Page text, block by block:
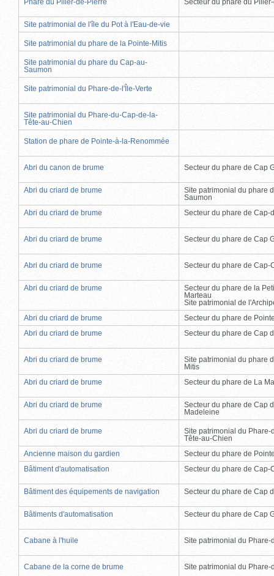
Site patrimonial de l'île du Pot à l'Eau-de-vie
Site patrimonial du phare de la Pointe-Mitis
Site patrimonial du phare du Cap-au-
Saumon
Site patrimonial du Phare-de-l'Île-Verte
Site patrimonial du Phare-du-Cap-de-la-
Tête-au-Chien
Station de phare de Pointe-à-la-Renommée
Abri du canon de brume Secteur du phare de Cap
Abri du criard de brume
Site patrimonial du phare
Saumon
Abri du criard de brume
Secteur du phare de Cap-
Abri du criard de brume Secteur du phare de Cap
Abri du criard de brume Secteur du phare de Cap-
Abri du criard de brume
Secteur du phare de la
Marteau
Site patrimonial de
Abri du criard de brume
Secteur du phare de
Abri du criard de brume
Secteur du phare de Cap
Abri du criard de brume
Site patrimonial du phare
Mitis
Abri du criard de brume
Secteur du phare de La
Abri du criard de brume
Secteur du phare de Cap
Madeleine
Abri du criard de brume
Site patrimonial du Phare-
Tête-au-Chien
Ancienne maison du gardien
Secteur du phare de
Bâtiment d'automatisation
Secteur du phare de Cap-
Bâtiment des équipements de navigation Secteur du phare de Cap
Bâtiments d'automatisation Secteur du phare de Cap
Cabane à l'huile Site patrimonial du Phare-
Cabane de la corne de brume Site patrimonial du Phare-